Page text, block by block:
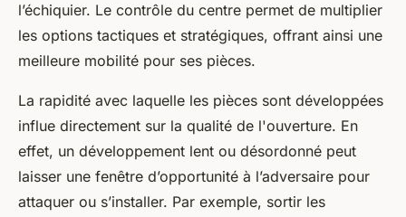
l’échiquier. Le contrôle du centre permet de multiplier
les options tactiques et stratégiques, offrant ainsi une
meilleure mobilité pour ses pièces.
La rapidité avec laquelle les pièces sont développées
influe directement sur la qualité de l'ouverture. En
effet, un développement lent ou désordonné peut
laisser une fenêtre d’opportunité à l’adversaire pour
attaquer ou s’installer. Par exemple, sortir les